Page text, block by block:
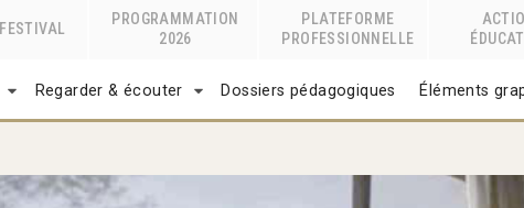
FESTIVAL
PROGRAMMATION
2026
PLATEFORME
PROFESSIONNELLE
Regarder & écouter Dossiers pédagogiques Éléments